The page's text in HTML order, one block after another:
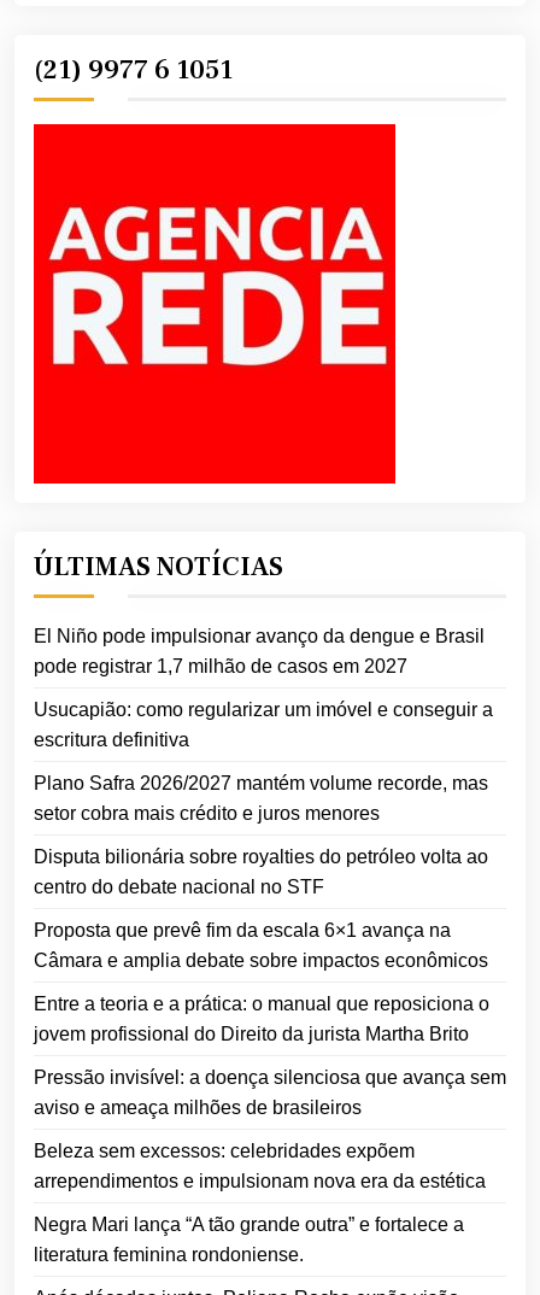
(21) 9977 6 1051
ÚLTIMAS NOTÍCIAS
El Niño pode impulsionar avanço da dengue e Brasil
pode registrar 1,7 milhão de casos em 2027
Usucapião: como regularizar um imóvel e conseguir a
escritura definitiva
Plano Safra 2026/2027 mantém volume recorde, mas
setor cobra mais crédito e juros menores
Disputa bilionária sobre royalties do petróleo volta ao
centro do debate nacional no STF
Proposta que prevê fim da escala 6×1 avança na
Câmara e amplia debate sobre impactos econômicos
Entre a teoria e a prática: o manual que reposiciona o
jovem profissional do Direito da jurista Martha Brito
Pressão invisível: a doença silenciosa que avança sem
aviso e ameaça milhões de brasileiros
Beleza sem excessos: celebridades expõem
arrependimentos e impulsionam nova era da estética
Negra Mari lança “A tão grande outra” e fortalece a
literatura feminina rondoniense.